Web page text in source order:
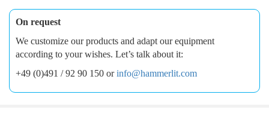
On request
We customize our products and adapt our equipment
according to your wishes. Let’s talk about it:
+49 (0)491 / 92 90 150 orinfo@hammerlit.com